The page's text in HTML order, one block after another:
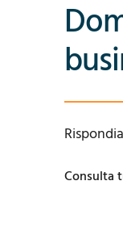
Consulta